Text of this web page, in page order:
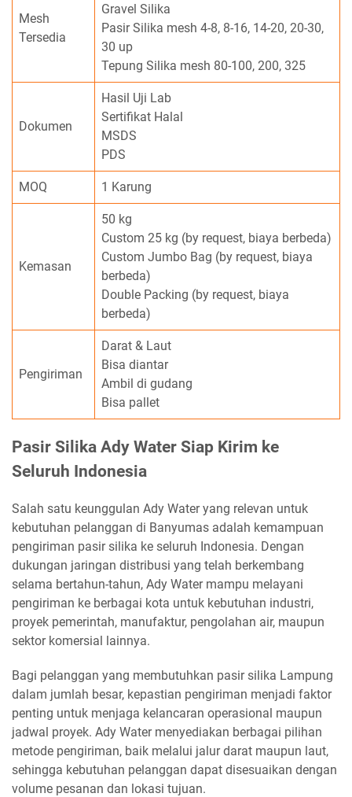
Mesh
Tersedia
Gravel Silika
Pasir Silika mesh 4-8, 8-16, 14-20, 20-30,
30 up
Tepung Silika mesh 80-100, 200, 325
Dokumen
Hasil Uji Lab
Sertifikat Halal
MSDS
PDS
MOQ 1 Karung
Kemasan
50 kg
Custom 25 kg (by request, biaya berbeda)
Custom Jumbo Bag (by request, biaya
berbeda)
Double Packing (by request, biaya
berbeda)
Pengiriman
Darat & Laut
Bisa diantar
Ambil di gudang
Bisa pallet
Pasir Silika Ady Water Siap Kirim ke
Seluruh Indonesia
Salah satu keunggulan Ady Water yang relevan untuk
kebutuhan pelanggan di Banyumas adalah kemampuan
pengiriman pasir silika ke seluruh Indonesia. Dengan
dukungan jaringan distribusi yang telah berkembang
selama bertahun-tahun, Ady Water mampu melayani
pengiriman ke berbagai kota untuk kebutuhan industri,
proyek pemerintah, manufaktur, pengolahan air, maupun
sektor komersial lainnya.
Bagi pelanggan yang membutuhkan pasir silika Lampung
dalam jumlah besar, kepastian pengiriman menjadi faktor
penting untuk menjaga kelancaran operasional maupun
jadwal proyek. Ady Water menyediakan berbagai pilihan
metode pengiriman, baik melalui jalur darat maupun laut,
sehingga kebutuhan pelanggan dapat disesuaikan dengan
volume pesanan dan lokasi tujuan.